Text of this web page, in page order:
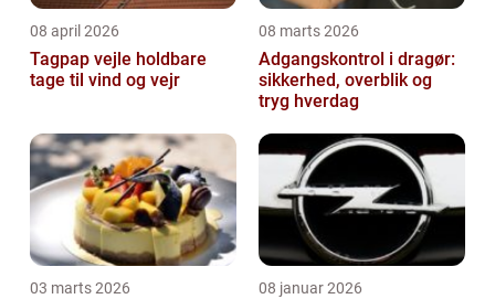
08 april 2026
Tagpap vejle holdbare
tage til vind og vejr
08 marts 2026
Adgangskontrol i dragør:
sikkerhed, overblik og
tryg hverdag
03 marts 2026 08 januar 2026